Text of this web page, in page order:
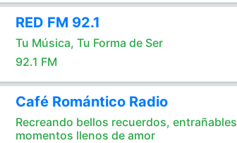
RED FM 92.1
Tu Música, Tu Forma de Ser
92.1 FM
Café Romántico Radio
Recreando bellos recuerdos, entrañables
momentos llenos de amor